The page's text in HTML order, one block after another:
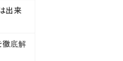
出来
徹底解